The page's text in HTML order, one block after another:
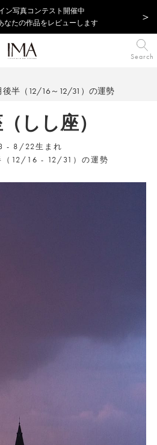
ン写真コンテスト開催中
なたの作品をレビューします
Search
後半（12/16～12/31）の運勢
しし座）
- 8/22生まれ
（12/16 - 12/31）の運勢